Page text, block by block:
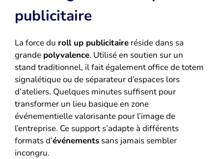
publicitaire
La force du roll up publicitaire réside dans sa
grande polyvalence. Utilisé en soutien sur un
stand traditionnel, il fait également office de totem
signalétique ou de séparateur d’espaces lors
d’ateliers. Quelques minutes suffisent pour
transformer un lieu basique en zone
événementielle valorisante pour l’image de
l’entreprise. Ce support s’adapte à différents
formats d’événements sans jamais sembler
incongru.